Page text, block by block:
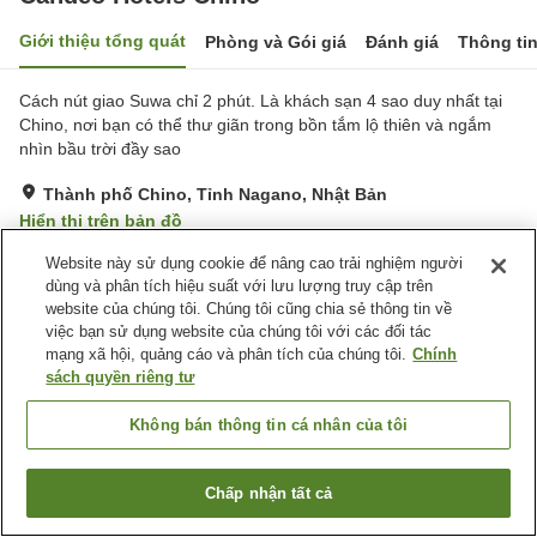
Giới thiệu tổng quát Phòng và Gói giá Đánh giá Thông
Cách nút giao Suwa chỉ 2 phút. Là khách sạn 4 sao duy nhất tại
Chino, nơi bạn có thể thư giãn trong bồn tắm lộ thiên và ngắm
nhìn bầu trời đầy sao
Thành phố Chino, Tỉnh Nagano, Nhật Bản
Hiển thị trên bản đồ
Rất tốt Đánh giá:532 lượt
Tiện nghi chỗ nghỉ
Bãi đỗ xe
Xông hơi
Spa / Salon
Trang chủ Nhật Bản Tỉnh Nagano
Thành phố Chino
Candeo Hotels Chino
Tìm phòng trống
Website này sử dụng cookie để nâng cao trải nghiệm người
dùng và phân tích hiệu suất với lưu lượng truy cập trên
website của chúng tôi. Chúng tôi cũng chia sẻ thông tin về
việc bạn sử dụng website của chúng tôi với các đối tác
mạng xã hội, quảng cáo và phân tích của chúng tôi. Chính
sách quyền riêng tư
Không bán thông tin cá nhân của tôi
Chấp nhận tất cả